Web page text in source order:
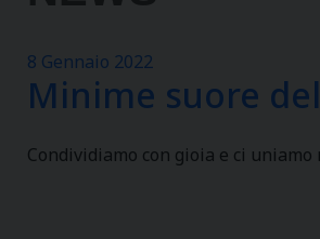
8 Gennaio 2022
Minime suore
Condividiamo con gioia e ci